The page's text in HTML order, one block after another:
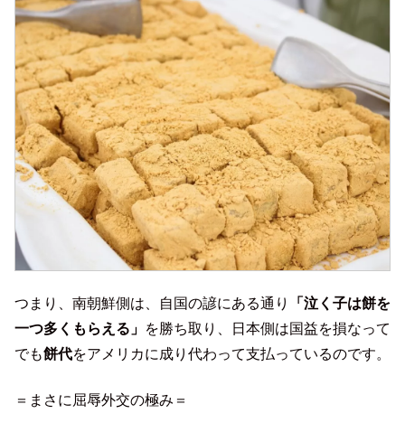
つまり、南朝鮮側は、自国の諺にある通り
「泣く子は餅を
一つ多くもらえる」 を勝ち取り、日本側は国益を損なって
でも餅代をアメリカに成り代わって支払っているのです。
＝まさに屈辱外交の極み＝